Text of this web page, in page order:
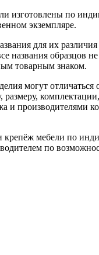
изготовлены по
экземпляре.
для их
названия образцов
товарным знаком.
могут отличаться
размеру,
и производителями
мебели по
по